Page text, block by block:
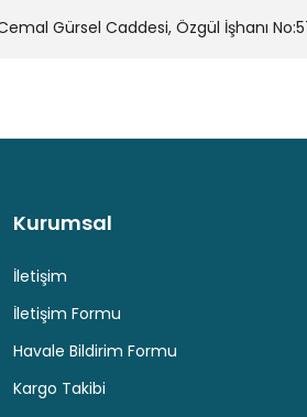
Gürsel Caddesi, Özgül İşhanı
Güvenli Ödeme
Kurumsal
İletişim
İletişim Formu
Havale Bildirim Formu
Kargo Takibi